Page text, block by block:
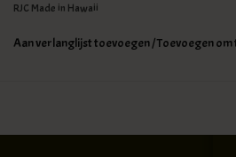
RJC Made in Hawaii
Aan verlanglijst toevoegen/Toevoegen